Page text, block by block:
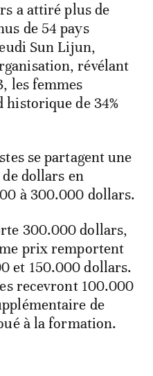
a attiré plus de
de 54 pays
Sun Lijun,
révélant
les femmes
de 34%
se partagent une
dollars en
à 300.000 dollars.
300.000 dollars,
prix remportent
et 150.000 dollars.
recevront 100.000
de
à la formation.